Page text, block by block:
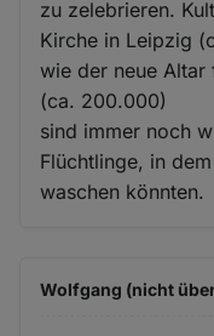
zu zelebrieren.
Kirche in Leipzig
wie der neue
(ca. 200.000)
sind immer noch
Flüchtlinge, in
waschen könnten.
Wolfgang (nicht